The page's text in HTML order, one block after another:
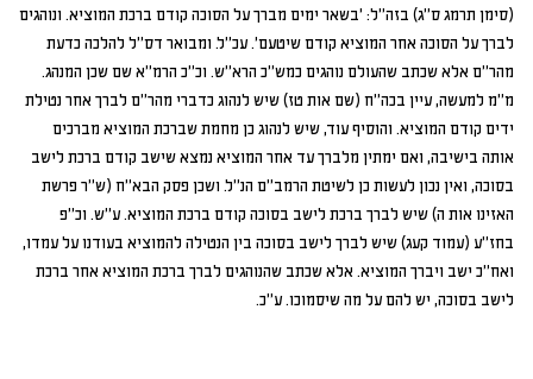
(סימן תרמג ס"ג) בזה"ל: 'בשאר ימים מברך על הסוכה קודם ברכת המוציא. ונוהגים
לברך על הסוכה אחר המוציא קודם שיטעם'. עכ"ל. ומבואר דס"ל להלכה כדעת
מהר"ם אלא שכתב שהעולם נוהגים כמש"כ הרא"ש. וכ"כ הרמ"א שם שכן המנהג.
מ"מ למעשה, עיין בכה"ח (שם אות טז) שיש לנהוג כדברי מהר"ם לברך אחר נטילת
ידים קודם המוציא. והוסיף עוד, שיש לנהוג כן מחמת שברכת המוציא מברכים
אותה בישיבה, ואם ימתין מלברך עד אחר המוציא נמצא שישב קודם ברכת לישב
בסוכה, ואין נכון לעשות כן לשיטת הרמב"ם הנ"ל. ושכן פסק הבא"ח (ש"ר פרשת
האזינו אות ה) שיש לברך ברכת לישב בסוכה קודם ברכת המוציא. ע"ש. וכ"פ
בחז"ע (עמוד קעג) שיש לברך לישב בסוכה בין הנטילה להמוציא בעודנו על עמדו,
ואח"כ ישב ויברך המוציא. אלא שכתב שהנוהגים לברך ברכת המוציא אחר ברכת
לישב בסוכה, יש להם על מה שיסמוכו. ע"כ.